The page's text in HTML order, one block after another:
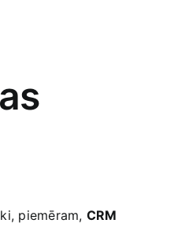
piemēram,​ CRM